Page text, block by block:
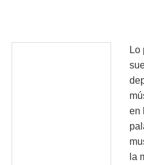
Lo
en
la